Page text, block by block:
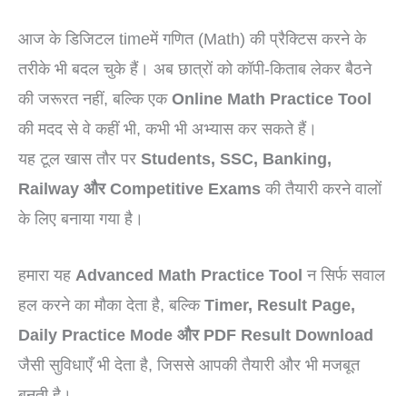
आज के डिजिटल timeमें गणित (Math) की प्रैक्टिस करने के
तरीके भी बदल चुके हैं। अब छात्रों को कॉपी-किताब लेकर बैठने
की जरूरत नहीं, बल्कि एकOnline Math Practice Tool
की मदद से वे कहीं भी, कभी भी अभ्यास कर सकते हैं।
यह टूल खास तौर पर Students, SSC, Banking,
Railway और Competitive Examsकी तैयारी करने वालों
के लिए बनाया गया है।
हमारा यह Advanced Math Practice Tool न सिर्फ सवाल
हल करने का मौका देता है, बल्किTimer, Result Page,
Daily Practice Mode और PDF Result Download
जैसी सुविधाएँ भी देता है, जिससे आपकी तैयारी और भी मजबूत